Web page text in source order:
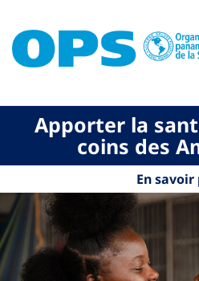
Apporter la
coins des
En savoir